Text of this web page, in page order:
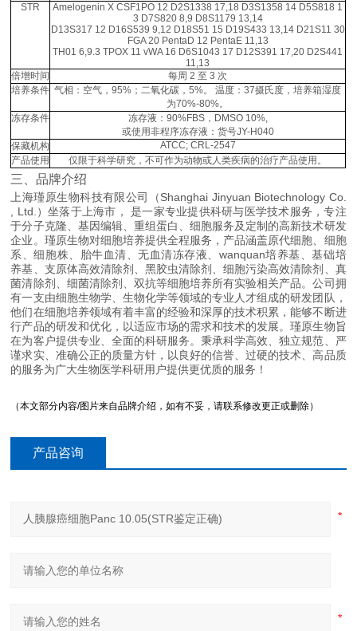
STR
Amelogenin X CSF1PO 12 D2S1338 17,18 D3S1358 14 D5S818 1
3 D7S820 8,9 D8S1179 13,14
D13S317 12 D16S539 9,12 D18S51 15 D19S433 13,14 D21S11 30
FGA 20 PentaD 12 PentaE 11,13
TH01 6,9.3 TPOX 11 vWA 16 D6S1043 17 D12S391 17,20 D2S441
11,13
倍增时间
每周 2 至 3 次
培养条件 气相：空气，95%；二氧化碳，5%。 温度：37摄氏度，培养箱湿度
为70%-80%。
冻存条件
冻存液：90%FBS，DMSO 10%,
或使用非程序冻存液：货号JY-H040
保藏机构
ATCC; CRL-2547
产品使用
仅限于科学研究，不可作为动物或人类疾病的治疗产品使用。
三、品牌介绍
上海瑾原生物科技有限公司（Shanghai Jinyuan Biotechnology Co.
, Ltd.）坐落于上海市， 是一家专业提供科研与医学技术服务，专注
于分子克隆、基因编辑、重组蛋白、细胞服务及定制的高新技术研发
企业。瑾原生物对细胞培养提供全程服务，产品涵盖原代细胞、细胞
系、细胞株、胎牛血清、无血清冻存液、wanquan培养基、基础培
养基、支原体高效清除剂、黑胶虫清除剂、细胞污染高效清除剂、真
菌清除剂、细菌清除剂、双抗等细胞培养所有实验相关产品。公司拥
有一支由细胞生物学、生物化学等领域的专业人才组成的研发团队，
他们在细胞培养领域有着丰富的经验和深厚的技术积累，能够不断进
行产品的研发和优化，以适应市场的需求和技术的发展。瑾原生物旨
在为客户提供专业、全面的科研服务。秉承科学高效、独立规范、严
谨求实、准确公正的质量方针，以良好的信誉、过硬的技术、高品质
的服务为广大生物医学科研用户提供更优质的服务！
（本文部分内容/图片来自品牌介绍，如有不妥，请联系修改更正或删除）
产品咨询